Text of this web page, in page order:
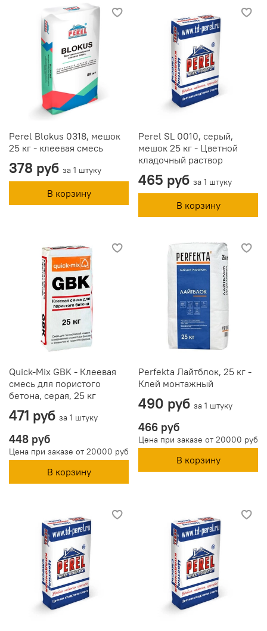
Perel Blokus 0318, мешок
25 кг - клеевая смесь
378 руб за 1 штуку
В корзину
Perel SL 0010, серый,
мешок 25 кг - Цветной
кладочный раствор
465 руб за 1 штуку
В корзину
Quick-Mix GBK - Клеевая
смесь для пористого
бетона, серая, 25 кг
471 руб за 1 штуку
448 руб
Цена при заказе от 20000 руб
В корзину
Perfekta Лайтблок, 25 кг -
Клей монтажный
490 руб за 1 штуку
466 руб
Цена при заказе от 20000 руб
В корзину